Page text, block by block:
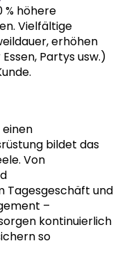
höhere
Vielfältige
erhöhen
Partys usw.)
bildet das
Von
Tagesgeschäft und
–
kontinuierlich
so